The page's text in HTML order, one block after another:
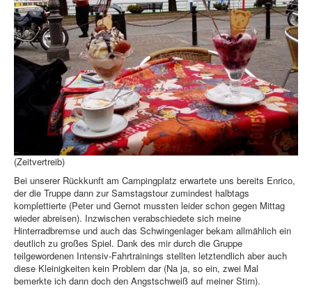
(Zeitvertreib)
Bei unserer Rückkunft am Campingplatz erwartete uns bereits Enrico,
der die Truppe dann zur Samstagstour zumindest halbtags
komplettierte (Peter und Gernot mussten leider schon gegen Mittag
wieder abreisen). Inzwischen verabschiedete sich meine
Hinterradbremse und auch das Schwingenlager bekam allmählich ein
deutlich zu großes Spiel. Dank des mir durch die Gruppe
teilgewordenen Intensiv-Fahrtrainings stellten letztendlich aber auch
diese Kleinigkeiten kein Problem dar (Na ja, so ein, zwei Mal
bemerkte ich dann doch den Angstschweiß auf meiner Stirn).